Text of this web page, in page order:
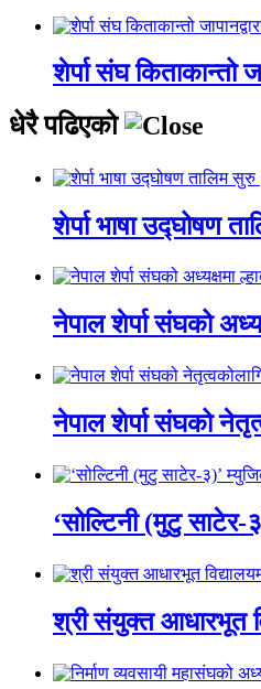
शेर्पा संघ किताकान्तो
धेरै पढिएको
शेर्पा भाषा उद्घोषण
नेपाल शेर्पा संघको
नेपाल शेर्पा संघको
‘सोल्टिनी (मुटु साटेर-
श्री संयुक्त आधारभूत